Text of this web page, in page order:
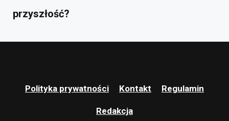
przyszłość?
Polityka prywatności Kontakt Regulamin
Redakcja